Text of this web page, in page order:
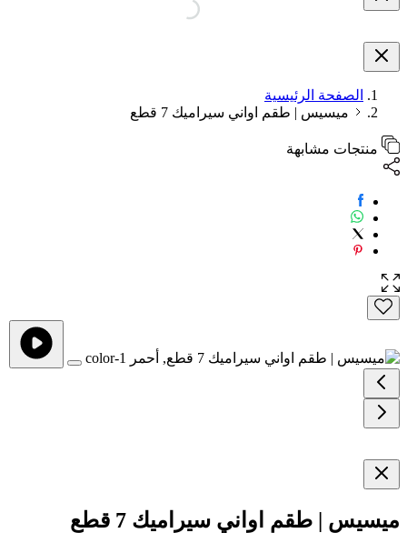
الصفحة الرئيسية
ميسيس | طقم اواني سيراميك 7 قطع
منتجات مشابهة
ميسيس | طقم اواني سيراميك 7 قطع